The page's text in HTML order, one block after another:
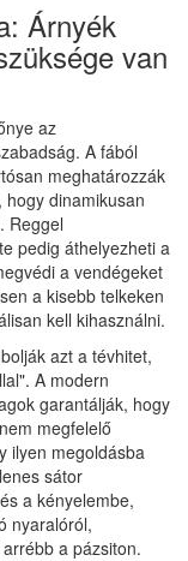
Árnyék
van
az
A fából
meghatározzák
dinamikusan
Reggel
pedig áthelyezheti a
a vendégeket
a kisebb telkeken
kell kihasználni.
azt a tévhitet,
A modern
garantálják, hogy
megfelelő
ilyen megoldásba
sátor
a kényelembe,
nyaralóról,
a pázsiton.